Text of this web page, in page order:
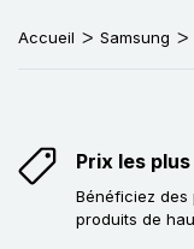
Accueil Samsung
Prix les
Bénéficiez des
produits de